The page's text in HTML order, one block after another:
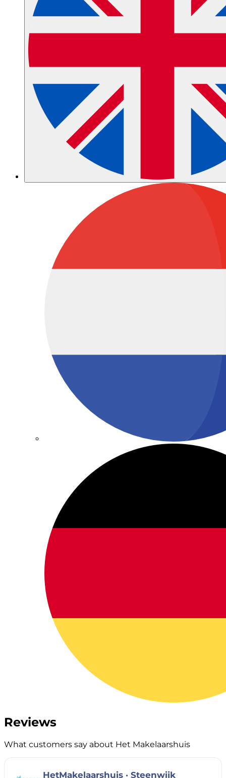
Reviews
What customers say about Het Makelaarshuis